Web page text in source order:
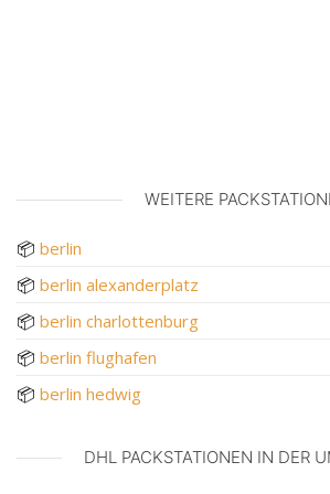
WEITERE
📦 berlin
📦 berlin alexanderplatz
📦 berlin charlottenburg
📦 berlin flughafen
📦 berlin hedwig
DHL PACKSTATIONEN IN DER